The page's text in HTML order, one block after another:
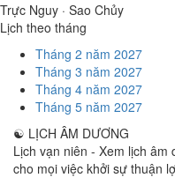
Trực Nguy · Sao Chủy
Lịch theo tháng
Tháng 2 năm 2027
Tháng 3 năm 2027
Tháng 4 năm 2027
Tháng 5 năm 2027
☯ LỊCH ÂM DƯƠNG
Lịch vạn niên - Xem lịch
cho mọi việc khởi sự thuận